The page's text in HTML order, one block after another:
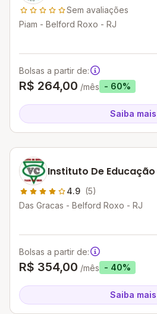
Sem avaliações
Piam - Belford Roxo - RJ
Bolsas a partir de:
R$ 264,00 /mês - 60%
Saiba mais
Instituto De
4.9 (5)
Das Gracas - Belford Roxo - RJ
Bolsas a partir de:
R$ 354,00 /mês - 40%
Saiba mais